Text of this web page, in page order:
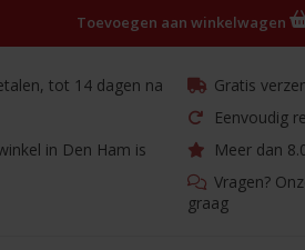
Toevoegen aan winkelwagen
tot 14 dagen na
Gratis
Eenvoudig
in Den Ham is
Meer dan
Vragen?
graag